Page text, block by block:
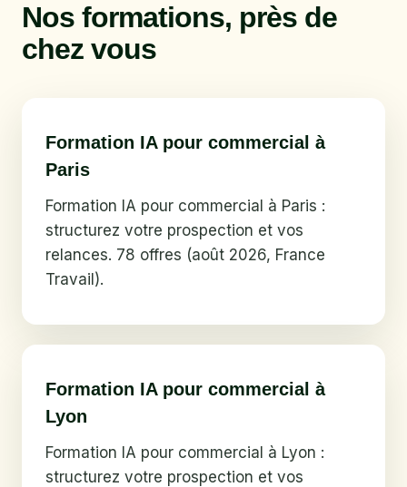
Nos formations, près de
chez vous
Formation IA pour commercial à
Paris
Formation IA pour commercial à Paris :
structurez votre prospection et vos
relances. 78 offres (août 2026, France
Travail).
Formation IA pour commercial à
Lyon
Formation IA pour commercial à Lyon :
structurez votre prospection et vos